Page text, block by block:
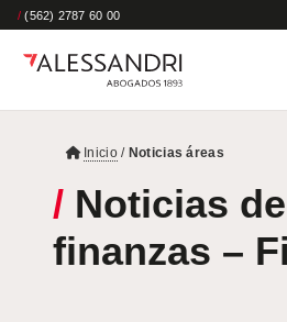
/ (562) 2787 60 00
Inicio/ Noticias áreas
/ Noticias
finanzas –